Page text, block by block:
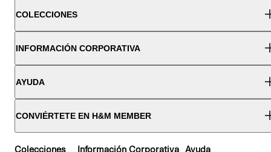
COLECCIONES
INFORMACIÓN CORPORATIVA
AYUDA
CONVIÉRTETE EN H&M MEMBER
Colecciones Información Corporativa Ayuda